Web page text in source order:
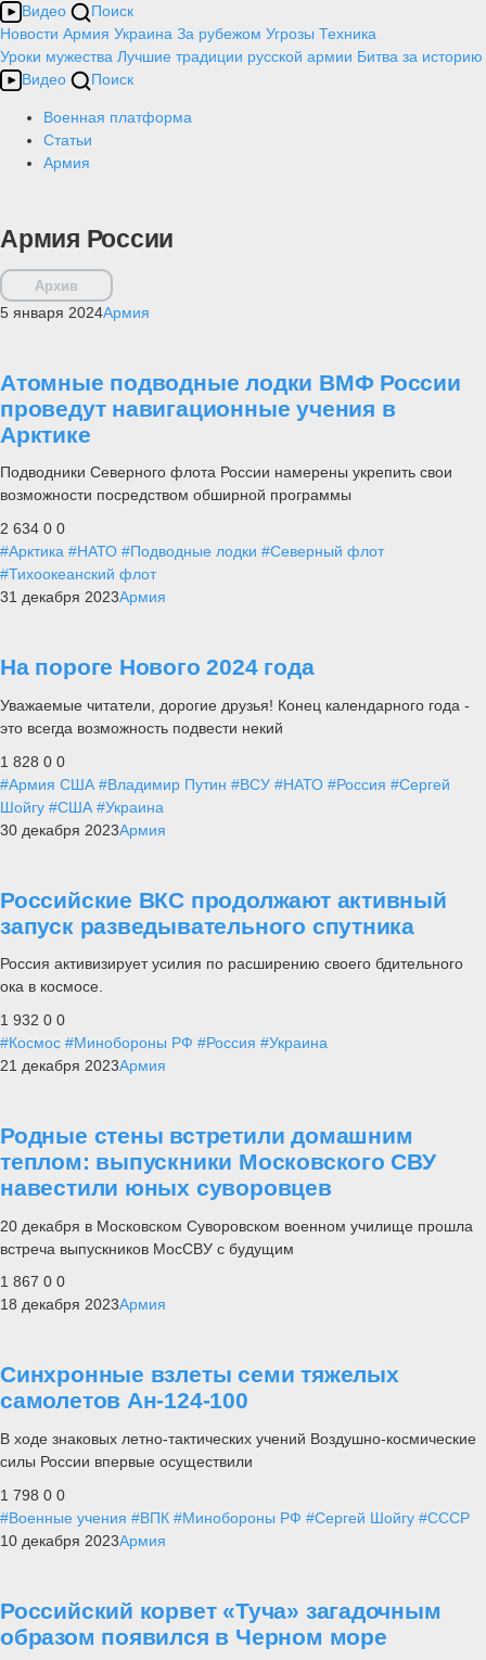
Видео
Поиск
Новости Армия Украина За рубежом Угрозы Техника
Уроки мужества Лучшие традиции русской армии Битва за историю
Видео
Поиск
Военная платформа
Статьи
Армия
Армия России
Архив
5 января 2024Армия
Атомные подводные лодки ВМФ России
проведут навигационные учения в
Арктике
Подводники Северного флота России намерены укрепить свои
возможности посредством обширной программы
2 634 0 0
#Арктика #НАТО #Подводные лодки #Северный флот
#Тихоокеанский флот
31 декабря 2023Армия
На пороге Нового 2024 года
Уважаемые читатели, дорогие друзья! Конец календарного года -
это всегда возможность подвести некий
1 828 0 0
#Армия США #Владимир Путин #ВСУ #НАТО #Россия #Сергей
Шойгу #США #Украина
30 декабря 2023Армия
Российские ВКС продолжают активный
запуск разведывательного спутника
Россия активизирует усилия по расширению своего бдительного
ока в космосе.
1 932 0 0
#Космос #Минобороны РФ #Россия #Украина
21 декабря 2023Армия
Родные стены встретили домашним
теплом: выпускники Московского СВУ
навестили юных суворовцев
20 декабря в Московском Суворовском военном училище прошла
встреча выпускников МосСВУ с будущим
1 867 0 0
18 декабря 2023Армия
Синхронные взлеты семи тяжелых
самолетов Ан-124-100
В ходе знаковых летно-тактических учений Воздушно-космические
силы России впервые осуществили
1 798 0 0
#Военные учения #ВПК #Минобороны РФ #Сергей Шойгу #СССР
10 декабря 2023Армия
Российский корвет «Туча» загадочным
образом появился в Черном море